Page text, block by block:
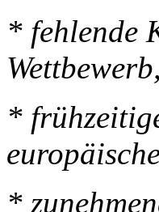
* fehlende
*
*